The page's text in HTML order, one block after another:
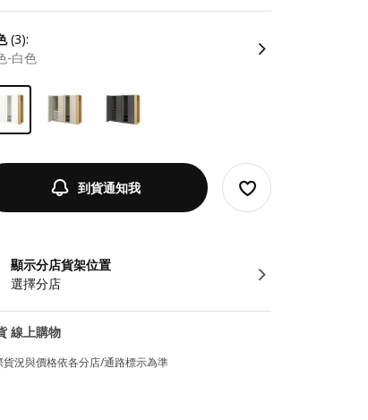
(3):
色-白色
到貨通知我
顯示分店貨架位置
選擇分店
線上購物
貨況與價格依各分店/通路標示為準